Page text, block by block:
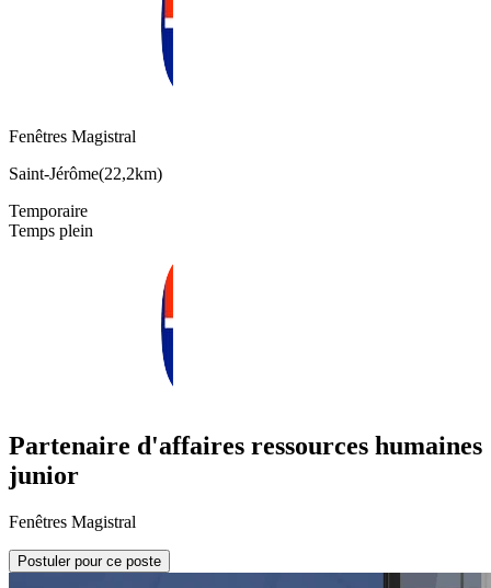
Fenêtres Magistral
Saint-Jérôme(22,2km)
Temporaire
Temps plein
Partenaire d'affaires ressources humaines
junior
Fenêtres Magistral
Postuler pour ce poste